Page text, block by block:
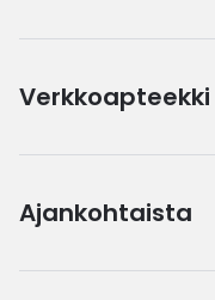
Verkkoapteekki
Ajankohtaista